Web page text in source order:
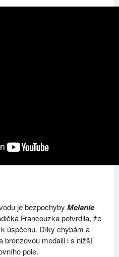
je bezpochyby Melanie
Francouzka potvrdila, že
úspěchu. Díky chybám a
bronzovou medaili i s nižší
pole.